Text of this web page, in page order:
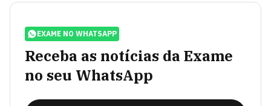
EXAME NO WHATSAPP
Receba as notícias da Exame
no seu WhatsApp